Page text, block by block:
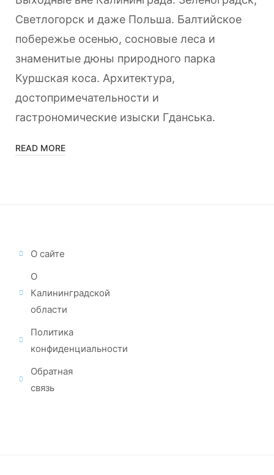
Светлогорск и даже Польша. Балтийское
побережье осенью, сосновые леса и
знаменитые дюны природного парка
Куршская коса. Архитектура,
достопримечательности и
гастрономические изыски Гданська.
READ MORE
О сайте
О
Калининградской
области
Политика
конфиденциальности
Обратная
связь